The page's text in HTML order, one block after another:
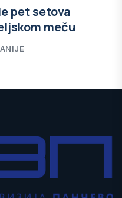
pet setova
meču